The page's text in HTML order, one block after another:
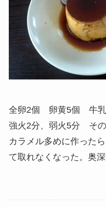
全卵2個 卵黄5個 牛
強火2分、弱火5分 その
カラメル多めに作った
て取れなくなった。奥